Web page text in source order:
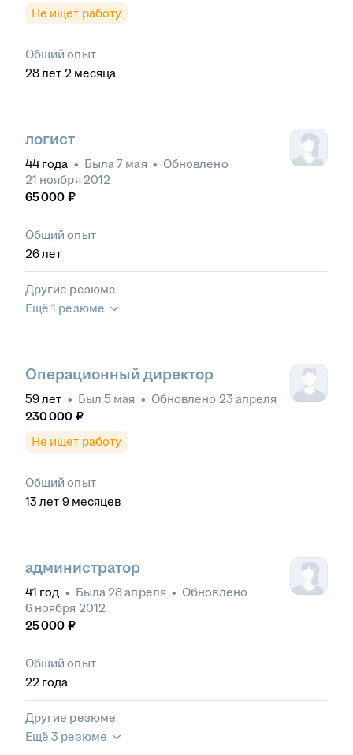
Не ищет работу
Общий опыт
28лет 2 месяца
логист
44 года • Была7 мая • Обновлено
21 ноября 2012
65 000 ₽
Общий опыт
26лет
Другие резюме
Ещё 1 резюме
Операционный директор
59лет • Был 5 мая • Обновлено 23 апреля
230 000 ₽
Не ищет работу
Общий опыт
13 лет 9 месяцев
администратор
41 год • Была 28 апреля • Обновлено
6 ноября 2012
25 000 ₽
Общий опыт
22 года
Другие резюме
Ещё 3 резюме